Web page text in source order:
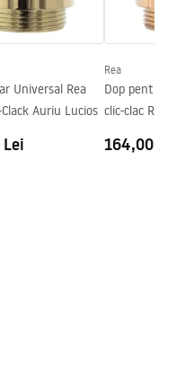
mm
mm
_5.pdf
Universal Rea
Clack Auriu Lucios
Rea
Dop pentru
clic-clac Rea
164,00